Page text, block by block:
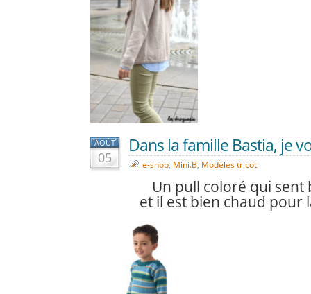
AOÛT
05
Dans la famille Bastia, je
e-shop, Mini.B, Modèles tricot
Un pull coloré qui sent
et il est bien chaud pour